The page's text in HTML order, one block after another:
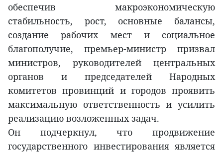
обеспечив макроэкономическую
стабильность, рост, основные балансы,
создание рабочих мест и социальное
благополучие, премьер-министр призвал
министров, руководителей центральных
органов и председателей Народных
комитетов провинций и городов проявить
максимальную ответственность и усилить
реализацию возложенных задач.
Он подчеркнул, что продвижение
государственного инвестирования является